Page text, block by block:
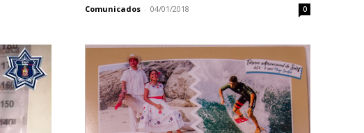
Comunicados - 04/01/2018 0